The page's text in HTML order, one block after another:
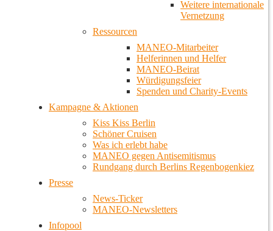
Weitere internationale
Vernetzung
Ressourcen
MANEO-Mitarbeiter
Helferinnen und Helfer
MANEO-Beirat
Würdigungsfeier
Spenden und Charity-Events
Kampagne & Aktionen
Kiss Kiss Berlin
Schöner Cruisen
Was ich erlebt habe
MANEO gegen Antisemitismus
Rundgang durch Berlins Regenbogenkiez
Presse
News-Ticker
MANEO-Newsletters
Infopool